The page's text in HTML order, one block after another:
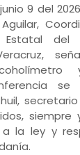
9 del
Estatal del
se
siempre
la ley y